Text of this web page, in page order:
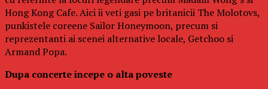
Hong Kong Cafe. Aici ii veti gasi pe britanicii The Molotovs,
punkistele coreene Sailor Honeymoon, precum si
reprezentanti ai scenei alternative locale, Getchoo si
Armand Popa.
Dupa concerte incepe o alta poveste